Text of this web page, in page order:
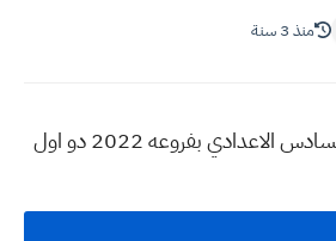
منذ 3 سنة
نتائج تربية القادسيه للسادس الاعدادي بفروعه 2022 دو اول